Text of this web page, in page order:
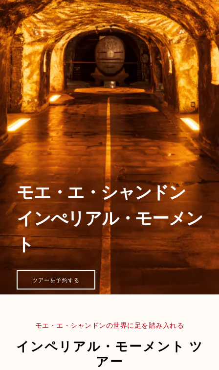
モエ・エ・シャンドン
インぺリアル・モーメン
ト
ツアーを予約する
モエ・エ・シャンドンの世界に足を踏み入れる
インペリアル・モーメント ツ
アー